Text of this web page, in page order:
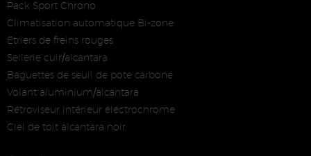
Pack Sport Chrono
Climatisation automatique Bi-zone
Etriers de freins rouges
Sellerie cuir/alcantara
Baguettes de seuil de pote carbone
Volant aluminium/alcantara
Rétroviseur intérieur éléctrochrome
Ciel de toit alcantara noir